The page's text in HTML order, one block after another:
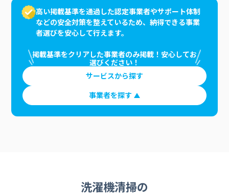
高い掲載基準を通過した認定事業者やサポート体制
などの安全対策を整えているため、納得できる事業
者選びを安心して行えます。
掲載基準をクリアした事業者のみ掲載！安心してお
選びください！
サービスから探す
事業者を探す
洗濯機清掃の